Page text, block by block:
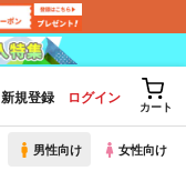
新規登録 ログイン
カート
男性向け 女性向け